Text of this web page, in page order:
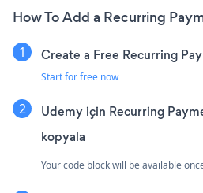
How To Add a Recurring
Create a Free Recurring
Start for free now
Udemy için Recurring
kopyala
Your code block will be available